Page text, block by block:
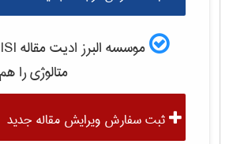
موسسه البرز ادیت مقاله ISI
متالوژیرا
ثبت سفارش ویرایش مقاله جدید